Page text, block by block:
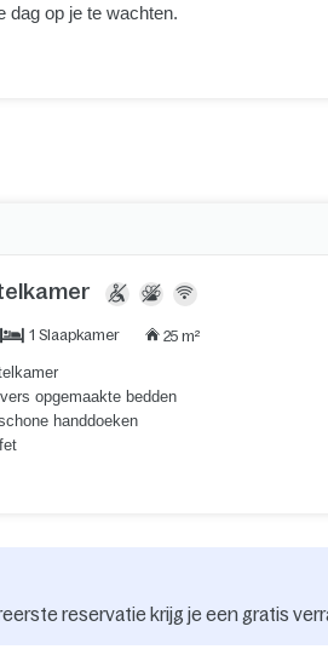
dag op je te wachten.
1 Slaapkamer 25 m²
opgemaakte bedden
handdoeken
reservatie krijg je een gratis